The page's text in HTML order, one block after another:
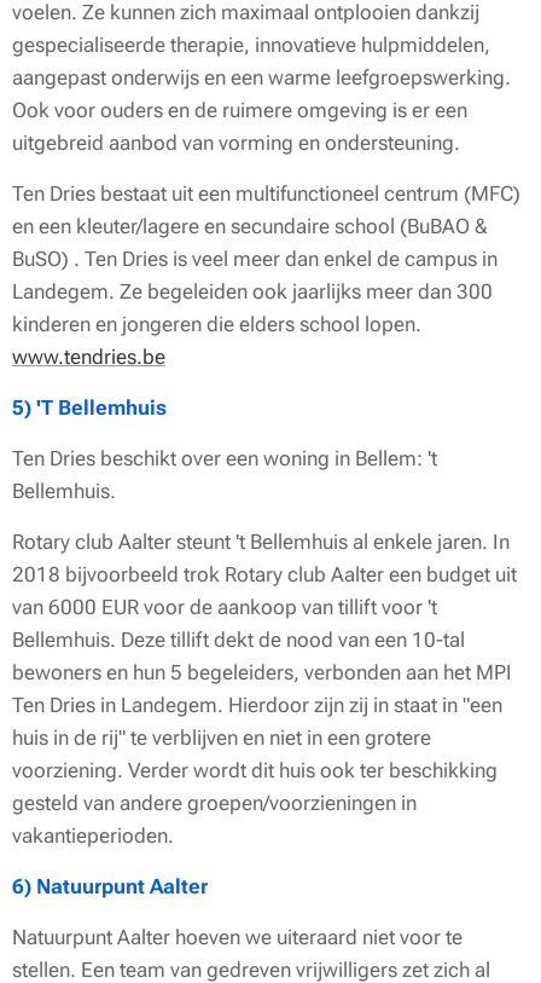
voelen. Ze kunnen zich maximaal ontplooien dankzij
gespecialiseerde therapie, innovatieve hulpmiddelen,
aangepast onderwijs en een warme leefgroepswerking.
Ook voor ouders en de ruimere omgeving is er een
uitgebreid aanbod van vorming en ondersteuning.
Ten Dries bestaat uit een multifunctioneel centrum (MFC)
en een kleuter/lagere en secundaire school (BuBAO &
BuSO) . Ten Dries is veel meer dan enkel de campus in
Landegem. Ze begeleiden ook jaarlijks meer dan 300
kinderen en jongeren die elders school lopen.
www.tendries.be
5) 'T Bellemhuis
Ten Dries beschikt over een woning in Bellem: 't
Bellemhuis.
Rotary club Aalter steunt 't Bellemhuis al enkele jaren. In
2018 bijvoorbeeld trok Rotary club Aalter een budget uit
van 6000 EUR voor de aankoop van tillift voor 't
Bellemhuis. Deze tillift dekt de nood van een 10-tal
bewoners en hun 5 begeleiders, verbonden aan het MPI
Ten Dries in Landegem. Hierdoor zijn zij in staat in "een
huis in de rij" te verblijven en niet in een grotere
voorziening. Verder wordt dit huis ook ter beschikking
gesteld van andere groepen/voorzieningen in
vakantieperioden.
6) Natuurpunt Aalter
Natuurpunt Aalter hoeven we uiteraard niet voor te
stellen. Een team van gedreven vrijwilligers zet zich al